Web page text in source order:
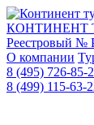
КОНТИНЕНТ
Реестровый №
О компании
8 (495) 726-85-
8 (499) 115-63-